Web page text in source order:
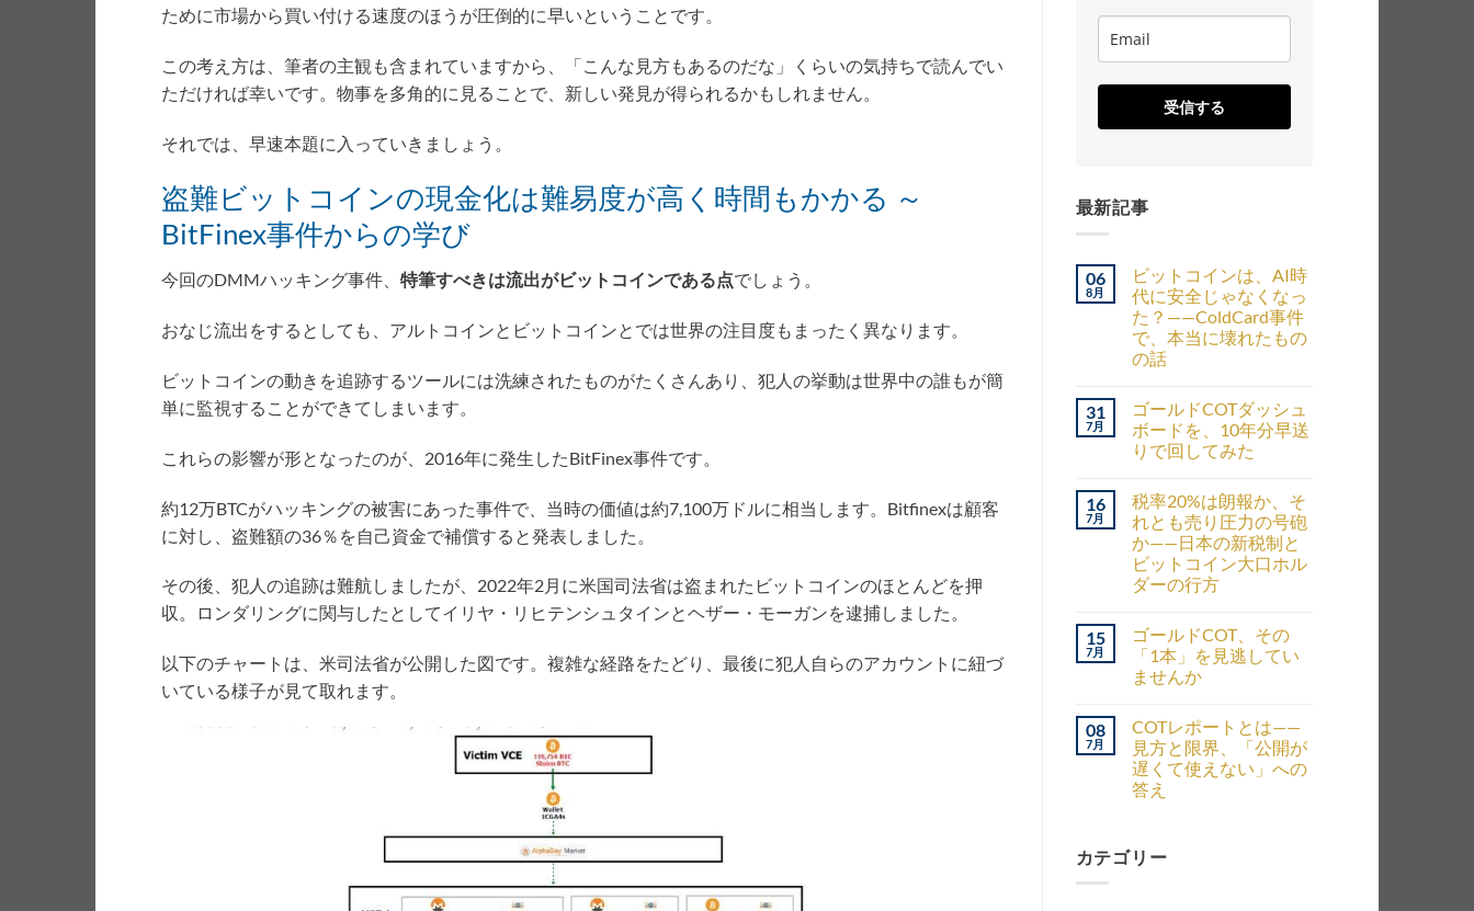
ために市場から買い付ける速度のほうが圧倒的に早いということです。
この考え方は、筆者の主観も含まれていますから、「こんな見方もあるのだな」くらいの気持ちで読んでい
ただければ幸いです。物事を多角的に見ることで、新しい発見が得られるかもしれません。
それでは、早速本題に入っていきましょう。
盗難ビットコインの現金化は難易度が高く時間もかかる ～
BitFinex事件からの学び
今回のDMMハッキング事件、 特筆すべきは流出がビットコインである点でしょう。
おなじ流出をするとしても、アルトコインとビットコインとでは世界の注目度もまったく異なります。
ビットコインの動きを追跡するツールには洗練されたものがたくさんあり、犯人の挙動は世界中の誰もが簡
単に監視することができてしまいます。
これらの影響が形となったのが、2016年に発生したBitFinex事件です。
約12万BTCがハッキングの被害にあった事件で、当時の価値は約7,100万ドルに相当します。Bitfinexは顧客
に対し、盗難額の36％を自己資金で補償すると発表しました。
その後、犯人の追跡は難航しましたが、2022年2月に米国司法省は盗まれたビットコインのほとんどを押
収。ロンダリングに関与したとしてイリヤ・リヒテンシュタインとヘザー・モーガンを逮捕しました。
以下のチャートは、米司法省が公開した図です。複雑な経路をたどり、最後に犯人自らのアカウントに紐づ
いている様子が見て取れます。
受信する
最新記事
06
8月
ビットコインは、AI時
代に安全じゃなくなっ
た？——ColdCard事件
で、本当に壊れたもの
の話
31
7月
ゴールドCOTダッシュ
ボードを、10年分早送
りで回してみた
16
7月
税率20%は朗報か、そ
れとも売り圧力の号砲
か——日本の新税制と
ビットコイン大口ホル
ダーの行方
15
7月
ゴールドCOT、その
「1本」を見逃してい
ませんか
08
7月
COTレポートとは——
見方と限界、「公開が
遅くて使えない」への
答え
カテゴリー